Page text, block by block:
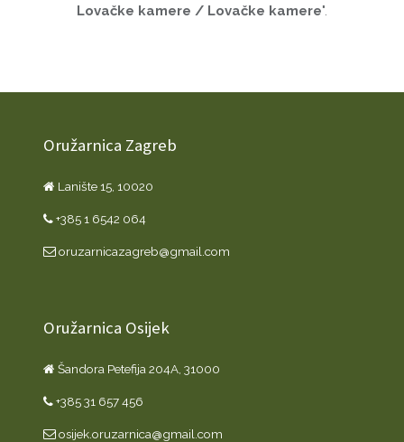
Lovačke kamere / Lovačke kamere".
Oružarnica Zagreb
Lanište 15, 10020
+385 1 6542 064
oruzarnicazagreb@gmail.com
Oružarnica Osijek
Šandora Petefija 204A, 31000
+385 31 657 456
osijek.oruzarnica@gmail.com